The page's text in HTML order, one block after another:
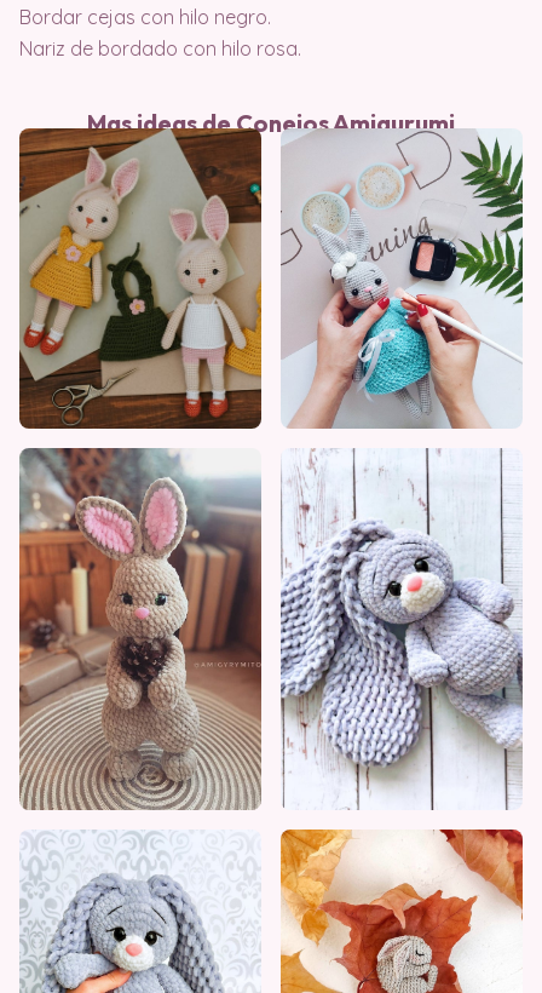
Bordar cejas con hilo negro.
Nariz de bordado con hilo rosa.
Mas ideas de Conejos Amigurumi